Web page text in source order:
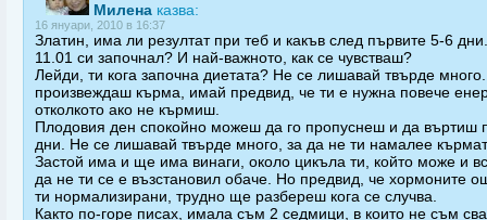
Милена казва:
16 януари, 2010 в 16:37
Златин, има ли резултат при теб и какъв след първите 5-6
11.01 си започнал? И най-важното, как се чувстваш?
Лейди, ти кога започна диетата? Не се лишавай твърде
произвеждаш кърма, имай предвид, че ти е нужна повече
отколкото ако не кърмиш.
Плодовия ден спокойно можеш да го пропуснеш и да въртиш
дни. Не се лишавай твърде много, за да не ти намалее
Застой има и ще има винаги, около цикъла ти, който може и
да не ти се е възстановил обаче. Но предвид, че хормоните
ти нормализирани, трудно ще разбереш кога се случва.
Както по-горе писах, имала съм 2 седмици, в които не съм